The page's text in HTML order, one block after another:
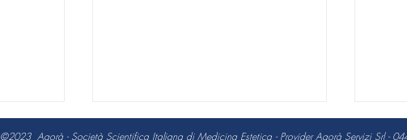
©2023 Agorà - Società Scientifica Italiana di Medicina Estetica - Provider Agorà Servizi Srl -